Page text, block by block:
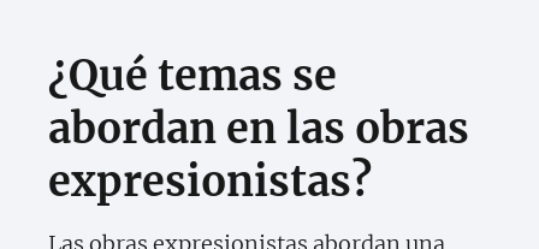
¿Qué temas se
abordan en las obras
expresionistas?